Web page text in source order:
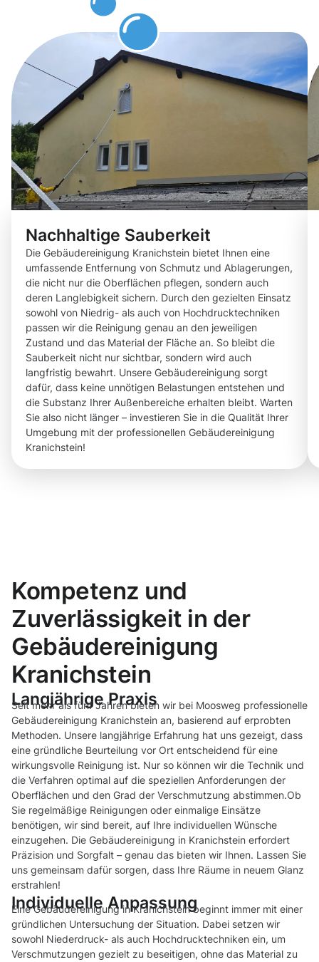
Nachhaltige Sauberkeit
Die Gebäudereinigung Kranichstein bietet Ihnen eine
umfassende Entfernung von Schmutz und Ablagerungen,
die nicht nur die Oberflächen pflegen, sondern auch
deren Langlebigkeit sichern. Durch den gezielten Einsatz
sowohl von Niedrig- als auch von Hochdrucktechniken
passen wir die Reinigung genau an den jeweiligen
Zustand und das Material der Fläche an. So bleibt die
Sauberkeit nicht nur sichtbar, sondern wird auch
langfristig bewahrt. Unsere Gebäudereinigung sorgt
dafür, dass keine unnötigen Belastungen entstehen und
die Substanz Ihrer Außenbereiche erhalten bleibt. Warten
Sie also nicht länger – investieren Sie in die Qualität Ihrer
Umgebung mit der professionellen Gebäudereinigung
Kranichstein!
Kompetenz und
Zuverlässigkeit in der
Gebäudereinigung
Kranichstein
Langjährige Praxis
Seit mehr als fünf Jahren bieten wir bei Moosweg professionelle
Gebäudereinigung Kranichstein an, basierend auf erprobten
Methoden. Unsere langjährige Erfahrung hat uns gezeigt, dass
eine gründliche Beurteilung vor Ort entscheidend für eine
wirkungsvolle Reinigung ist. Nur so können wir die Technik und
die Verfahren optimal auf die speziellen Anforderungen der
Oberflächen und den Grad der Verschmutzung abstimmen.Ob
Sie regelmäßige Reinigungen oder einmalige Einsätze
benötigen, wir sind bereit, auf Ihre individuellen Wünsche
einzugehen. Die Gebäudereinigung in Kranichstein erfordert
Präzision und Sorgfalt – genau das bieten wir Ihnen. Lassen Sie
uns gemeinsam dafür sorgen, dass Ihre Räume in neuem Glanz
erstrahlen!
Individuelle Anpassung
Eine Gebäudereinigung in Kranichstein beginnt immer mit einer
gründlichen Untersuchung der Situation. Dabei setzen wir
sowohl Niederdruck- als auch Hochdrucktechniken ein, um
Verschmutzungen gezielt zu beseitigen, ohne das Material zu